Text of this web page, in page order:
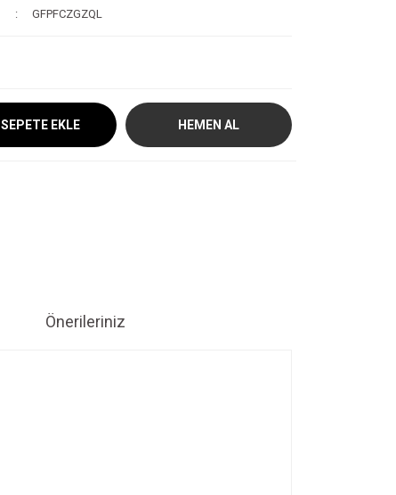
GFPFCZGZQL
SEPETE EKLE HEMEN AL
Önerileriniz